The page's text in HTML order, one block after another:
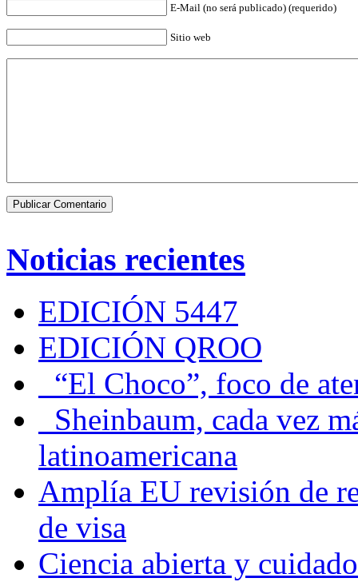
E-Mail (no será publicado) (requerido)
Sitio web
Noticias recientes
EDICIÓN 5447
EDICIÓN QROO
“El Choco”, foco de
Sheinbaum, cada vez
latinoamericana
Amplía EU revisión de
de visa
Ciencia abierta y